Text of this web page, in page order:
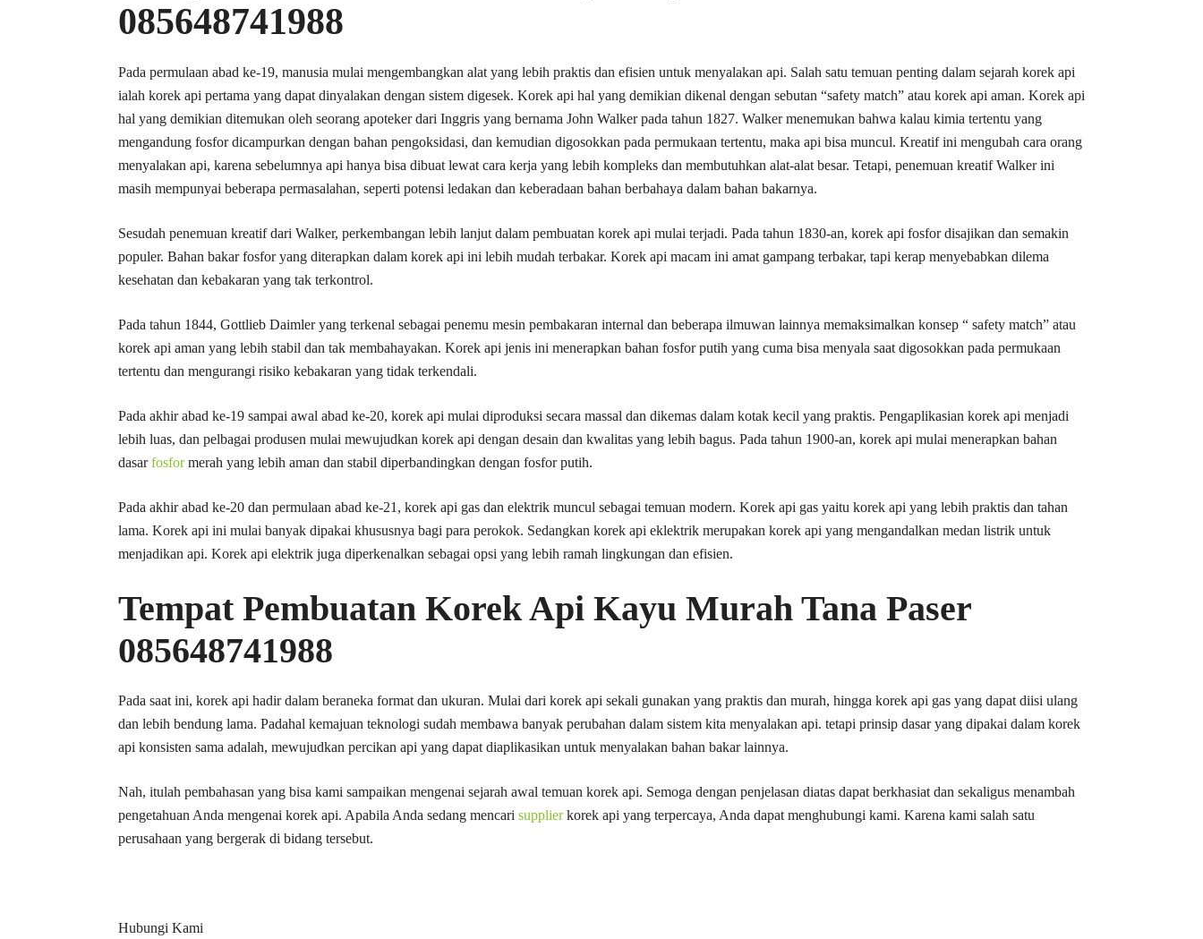
085648741988
Pada permulaan abad ke-19, manusia mulai mengembangkan alat yang lebih praktis dan efisien untuk menyalakan api. Salah satu temuan penting dalam sejarah korek api
ialah korek api pertama yang dapat dinyalakan dengan sistem digesek. Korek api hal yang demikian dikenal dengan sebutan “safety match” atau korek api aman. Korek api
hal yang demikian ditemukan oleh seorang apoteker dari Inggris yang bernama John Walker pada tahun 1827. Walker menemukan bahwa kalau kimia tertentu yang
mengandung fosfor dicampurkan dengan bahan pengoksidasi, dan kemudian digosokkan pada permukaan tertentu, maka api bisa muncul. Kreatif ini mengubah cara orang
menyalakan api, karena sebelumnya api hanya bisa dibuat lewat cara kerja yang lebih kompleks dan membutuhkan alat-alat besar. Tetapi, penemuan kreatif Walker ini
masih mempunyai beberapa permasalahan, seperti potensi ledakan dan keberadaan bahan berbahaya dalam bahan bakarnya.
Sesudah penemuan kreatif dari Walker, perkembangan lebih lanjut dalam pembuatan korek api mulai terjadi. Pada tahun 1830-an, korek api fosfor disajikan dan semakin
populer. Bahan bakar fosfor yang diterapkan dalam korek api ini lebih mudah terbakar. Korek api macam ini amat gampang terbakar, tapi kerap menyebabkan dilema
kesehatan dan kebakaran yang tak terkontrol.
Pada tahun 1844, Gottlieb Daimler yang terkenal sebagai penemu mesin pembakaran internal dan beberapa ilmuwan lainnya memaksimalkan konsep “ safety match” atau
korek api aman yang lebih stabil dan tak membahayakan. Korek api jenis ini menerapkan bahan fosfor putih yang cuma bisa menyala saat digosokkan pada permukaan
tertentu dan mengurangi risiko kebakaran yang tidak terkendali.
Pada akhir abad ke-19 sampai awal abad ke-20, korek api mulai diproduksi secara massal dan dikemas dalam kotak kecil yang praktis. Pengaplikasian korek api menjadi
lebih luas, dan pelbagai produsen mulai mewujudkan korek api dengan desain dan kwalitas yang lebih bagus. Pada tahun 1900-an, korek api mulai menerapkan bahan
dasarfosformerah yang lebih aman dan stabil diperbandingkan dengan fosfor putih.
Pada akhir abad ke-20 dan permulaan abad ke-21, korek api gas dan elektrik muncul sebagai temuan modern. Korek api gas yaitu korek api yang lebih praktis dan tahan
lama. Korek api ini mulai banyak dipakai khususnya bagi para perokok. Sedangkan korek api eklektrik merupakan korek api yang mengandalkan medan listrik untuk
menjadikan api. Korek api elektrik juga diperkenalkan sebagai opsi yang lebih ramah lingkungan dan efisien.
Tempat Pembuatan Korek Api Kayu Murah Tana Paser
085648741988
Pada saat ini, korek api hadir dalam beraneka format dan ukuran. Mulai dari korek api sekali gunakan yang praktis dan murah, hingga korek api gas yang dapat diisi ulang
dan lebih bendung lama. Padahal kemajuan teknologi sudah membawa banyak perubahan dalam sistem kita menyalakan api. tetapi prinsip dasar yang dipakai dalam korek
api konsisten sama adalah, mewujudkan percikan api yang dapat diaplikasikan untuk menyalakan bahan bakar lainnya.
Nah, itulah pembahasan yang bisa kami sampaikan mengenai sejarah awal temuan korek api. Semoga dengan penjelasan diatas dapat berkhasiat dan sekaligus menambah
pengetahuan Anda mengenai korek api. Apabila Anda sedang mencari supplierkorek api yang terpercaya, Anda dapat menghubungi kami. Karena kami salah satu
perusahaan yang bergerak di bidang tersebut.
Hubungi Kami